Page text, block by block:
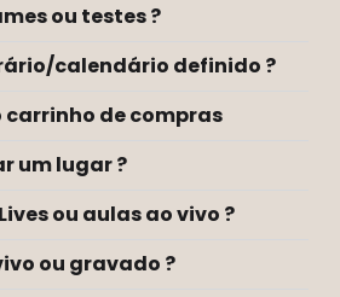
ou testes ?
calendário definido ?
carrinho de compras
um lugar ?
ou aulas ao vivo ?
ou gravado ?